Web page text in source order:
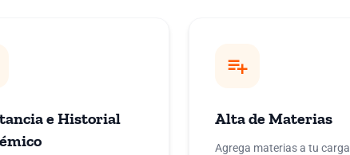
e Historial
playlist_add
Alta de Materias
Agrega materias a tu carga